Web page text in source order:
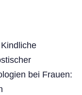
bei Frauen: